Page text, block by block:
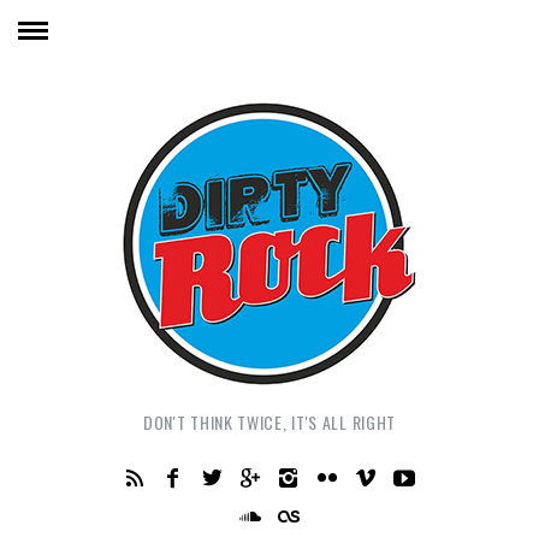
DON'T THINK TWICE, IT'S ALL RIGHT